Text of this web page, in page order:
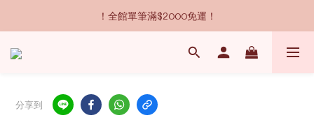
！全館單筆滿$2000免運！
分享到